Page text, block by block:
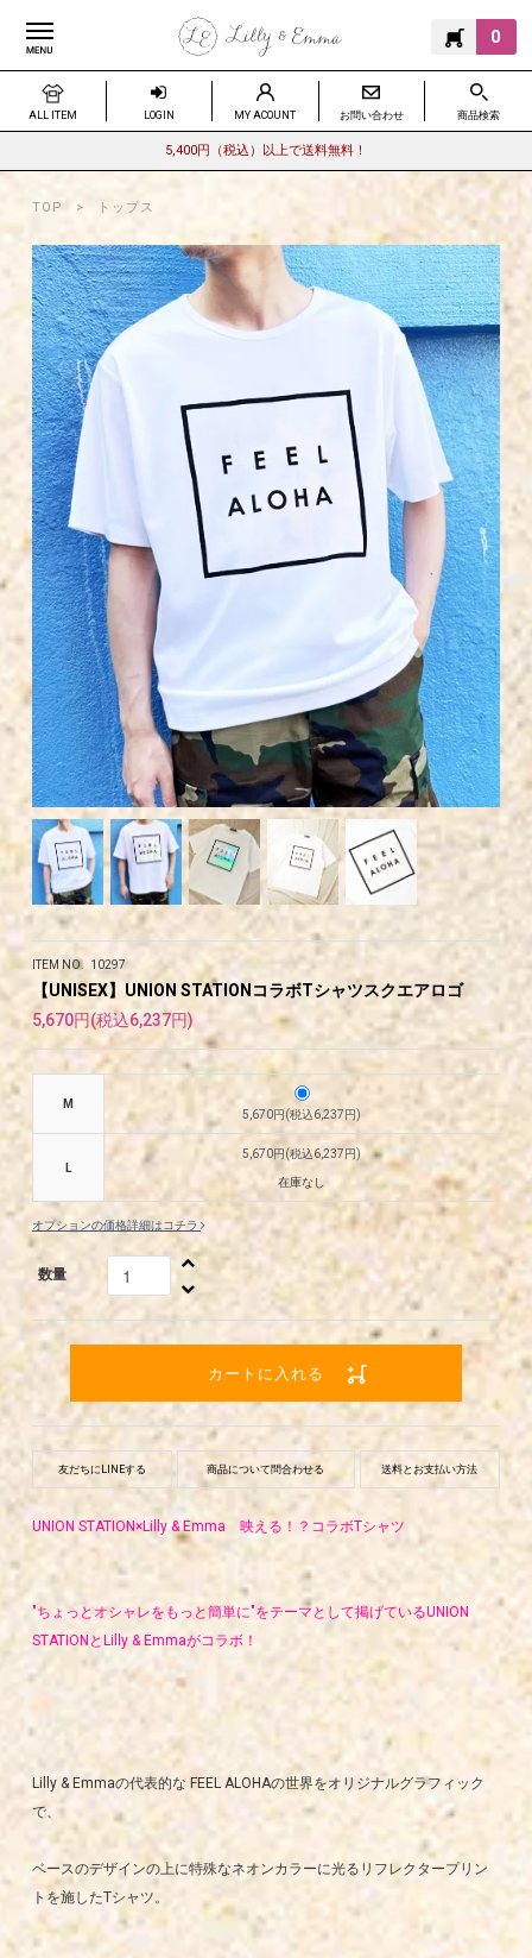
0
ALL ITEM LOGIN MY ACOUNT お問い合わせ 商品検索
5,400円（税込）以上で送料無料！
TOP トップス
ITEM NO. 10297
【UNISEX】UNION STATIONコラボTシャツスクエアロゴ
5,670円(税込6,237円)
M
5,670円(税込6,237円)
L
5,670円(税込6,237円)
在庫なし
オプションの価格詳細はコチラ
数量
カートに入れる
友だちにLINEする 商品について問合わせる 送料とお支払い方法
UNION STATION×Lilly & Emma 映える！？コラボTシャツ
"ちょっとオシャレをもっと簡単に"をテーマとして掲げているUNION
STATIONとLilly & Emmaがコラボ！
Lilly & Emmaの代表的な FEEL ALOHAの世界をオリジナルグラフィック
で、
ベースのデザインの上に特殊なネオンカラーに光るリフレクタープリン
トを施したTシャツ。